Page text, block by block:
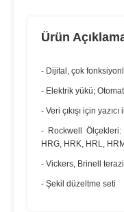
Ürün
- Dijital, çok
- Elektrik yükü;
- Veri çıkışı için yazıcı
- Rockwell
HRG, HRK, HRL,
- Vickers, Brinell
- Şekil düzeltme seti